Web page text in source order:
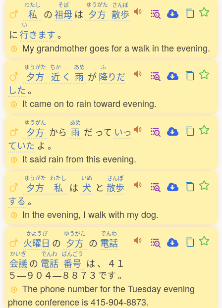
わたし
私 の
そぼ
祖母 は
ゆうがた
夕方
さんぽ
散歩
に
い
行きます。
My grandmother goes for a walk in the evening.
ゆうがた
夕方
ちか
近 く
あめ
雨 が
ふ
降りだ
した。
It came on to rain toward evening.
ゆうがた
夕方 から
あめ
雨 だ って いっ
ていた よ 。
It said rain from this evening.
ゆうがた
夕方
わたし
私 は
いぬ
犬 と
さんぽ
散歩
する 。
In the evening, I walk with my dog.
かようび
火曜日 の
ゆうがた
夕方 の
でんわ
電話
かいぎ
会議 の
でんわ
電話
ばんごう
番号 は 、
４１
５—９０４—８８７３ です。
The phone number for the Tuesday evening
phone conference is 415-904-8873.